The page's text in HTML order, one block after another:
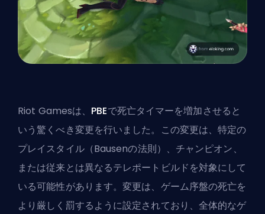
Riot Gamesは、 PBEで死亡タイマーを増加させると
いう驚くべき変更を行いました。この変更は、特定の
プレイスタイル（Bausenの法則）、チャンピオン、
または従来とは異なるテレポートビルドを対象にして
いる可能性があります。変更は、ゲーム序盤の死亡を
より厳しく罰するように設定されており、全体的なゲ